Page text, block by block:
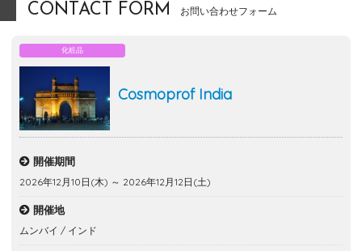
CONTACT FORM お問い合わせフォーム
化粧品
Cosmoprof India
開催期間
2026年12月10日(木) ～ 2026年12月12日(土)
開催地
ムンバイ / インド